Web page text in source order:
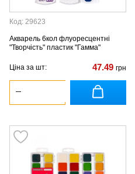
Код: 29623
Акварель 6кол флуоресцентні
"Творчість" пластик "Гамма"
Ціна за шт: 47.49 грн